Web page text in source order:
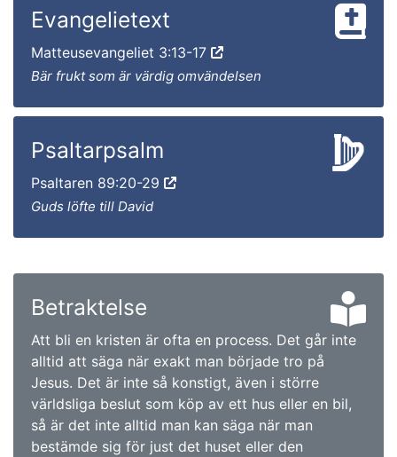
Evangelietext
Matteusevangeliet 3:13-17
Bär frukt som är värdig omvändelsen
Psaltarpsalm
Psaltaren 89:20-29
Guds löfte till David
Betraktelse
Att bli en kristen är ofta en process. Det går inte
alltid att säga när exakt man började tro på
Jesus. Det är inte så konstigt, även i större
världsliga beslut som köp av ett hus eller en bil,
så är det inte alltid man kan säga när man
bestämde sig för just det huset eller den